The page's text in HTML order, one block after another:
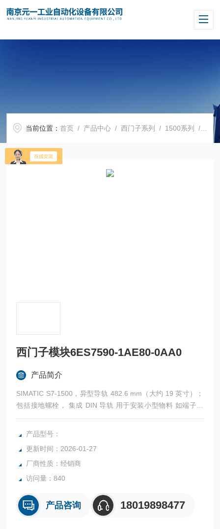
当前位置：首页 / 产品中心 /西门子系列 / 1500系列 / 西门子模块6ES7590-1AE80-0AA0
西门子模块6ES7590-1AE80-0AA0
产品简介
SIMATIC S7-1500，异型导轨 482.6 mm（大约 19 英寸）；
包括接地螺栓， 集成 DIN 导轨 用于安装小型物料 如端子之
类，断路 器和继电器。
产品型号：
更新时间：2026-01-27
厂商性质：经销商
访问量：840
产品咨询 18019898477